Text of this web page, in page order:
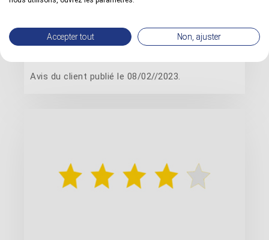
de jardin en teck. il résiste aux intempéries.
Avis du client publié le 08/02//2023.
Accepter tout Non, ajuster